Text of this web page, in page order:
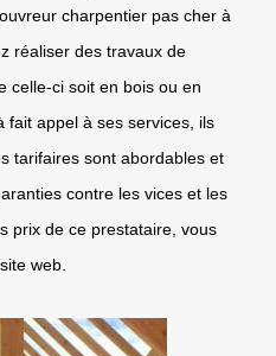
charpentier pas cher à
réaliser des travaux de
celle-ci soit en bois ou en
fait appel à ses services, ils
tarifaires sont abordables et
contre les vices et les
prix de ce prestataire, vous
web.